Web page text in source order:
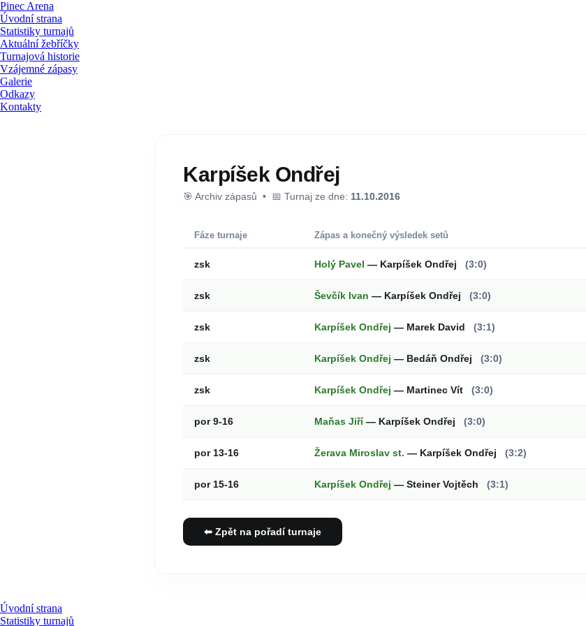
Pinec Arena
Úvodní strana
Statistiky turnajů
Aktuální žebříčky
Turnajová historie
Vzájemné zápasy
Galerie
Odkazy
Kontakty
Karpíšek Ondřej
🎯 Archiv zápasů • 📅 Turnaj ze dne: 11.10.2016
Fáze turnaje Zápas a konečný výsledek setů
zsk Holý Pavel — Karpíšek Ondřej (3:0)
zsk Ševčík Ivan — Karpíšek Ondřej (3:0)
zsk Karpíšek Ondřej — Marek David (3:1)
zsk Karpíšek Ondřej — Bedáň Ondřej (3:0)
zsk Karpíšek Ondřej — Martinec Vít (3:0)
por 9-16 Maňas Jiří— Karpíšek Ondřej (3:0)
por 13-16 Žerava Miroslav st. — Karpíšek Ondřej (3:2)
por 15-16 Karpíšek Ondřej — Steiner Vojtěch (3:1)
⬅ Zpět na pořadí turnaje
Úvodní strana
Statistiky turnajů